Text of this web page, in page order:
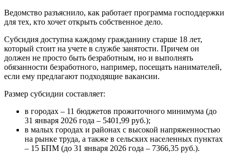
Ведомство разъяснило, как работает программа господдержки
для тех, кто хочет открыть собственное дело.
Субсидия доступна каждому гражданину старше 18 лет,
который стоит на учете в службе занятости. Причем он
должен не просто быть безработным, но и выполнять
обязанности безработного, например, посещать нанимателей,
если ему предлагают подходящие вакансии.
Размер субсидии составляет:
в городах – 11 бюджетов прожиточного минимума (до
31 января 2026 года – 5401,99 руб.);
в малых городах и районах с высокой напряженностью
на рынке труда, а также в сельских населенных пунктах
– 15 БПМ (до 31 января 2026 года – 7366,35 руб.).